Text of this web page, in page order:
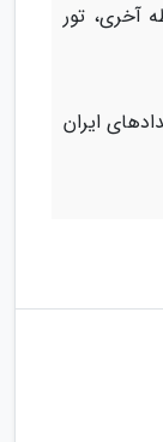
آخری، تور
ایران